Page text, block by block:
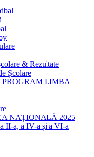
& Rezultate
Școlare
PROGRAM LIMBA
NAȚIONALĂ 2025
II-a, a IV-a și a VI-a